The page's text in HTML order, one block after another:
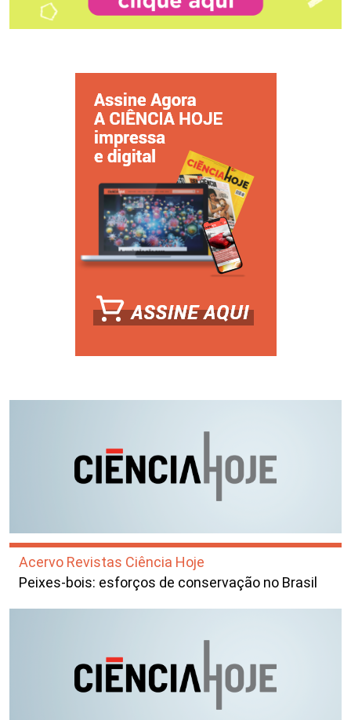
Acervo Revistas Ciência Hoje
Peixes-bois: esforços de conservação no Brasil